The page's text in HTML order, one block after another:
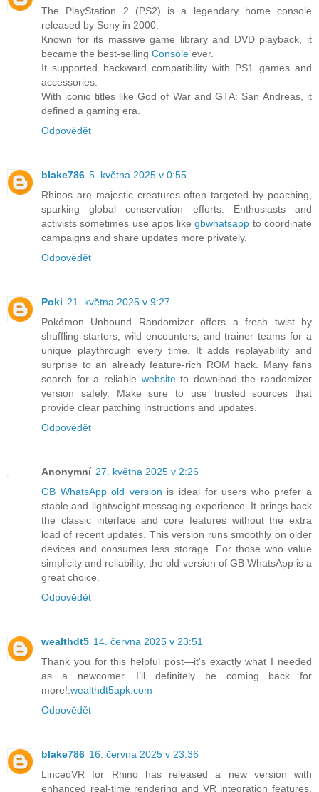
The PlayStation 2 (PS2) is a legendary home console
released by Sony in 2000.
Known for its massive game library and DVD playback, it
became the best-selling Console ever.
It supported backward compatibility with PS1 games and
accessories.
With iconic titles like God of War and GTA: San Andreas, it
defined a gaming era.
Odpovědět
blake786 5. května 2025 v 0:55
Rhinos are majestic creatures often targeted by poaching,
sparking global conservation efforts. Enthusiasts and
activists sometimes use apps likegbwhatsapp to coordinate
campaigns and share updates more privately.
Odpovědět
Poki 21. května 2025 v 9:27
Pokémon Unbound Randomizer offers a fresh twist by
shuffling starters, wild encounters, and trainer teams for a
unique playthrough every time. It adds replayability and
surprise to an already feature-rich ROM hack. Many fans
search for a reliable websiteto download the randomizer
version safely. Make sure to use trusted sources that
provide clear patching instructions and updates.
Odpovědět
Anonymní 27. května 2025 v 2:26
GB WhatsApp old version is ideal for users who prefer a
stable and lightweight messaging experience. It brings back
the classic interface and core features without the extra
load of recent updates. This version runs smoothly on older
devices and consumes less storage. For those who value
simplicity and reliability, the old version of GB WhatsApp is a
great choice.
Odpovědět
wealthdt5 14. června 2025 v 23:51
Thank you for this helpful post—it's exactly what I needed
as a newcomer. I’ll definitely be coming back for
more!. wealthdt5apk.com
Odpovědět
blake786 16. června 2025 v 23:36
LinceoVR for Rhino has released a new version with
enhanced real-time rendering and VR integration features.